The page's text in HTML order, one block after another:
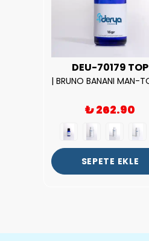
DEU-70179 TOP
₺ 262.90
SEPETE EKLE